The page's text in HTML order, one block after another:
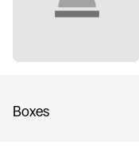
Boxes